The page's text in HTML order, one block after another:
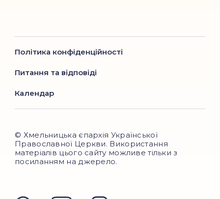
Політика конфіденційності
Питання та відповіді
Календар
© Хмельницька єпархія Української
Православної Церкви. Використання
матеріалів цього сайту можливе тільки з
посиланням на джерело.